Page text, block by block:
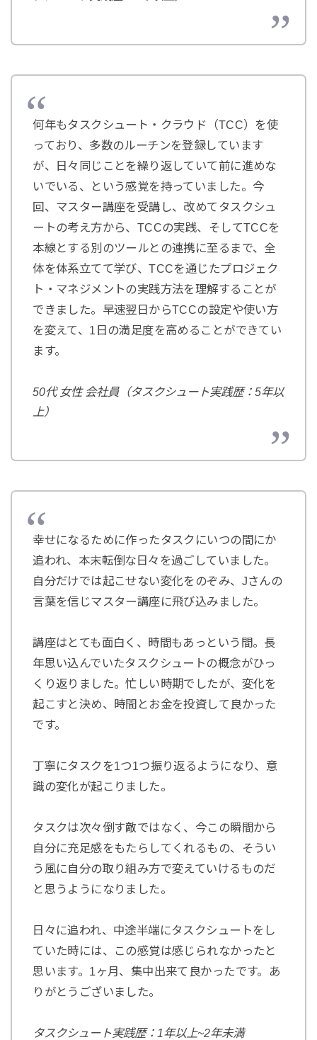
何年もタスクシュート・クラウド（TCC）を使
っており、多数のルーチンを登録しています
が、日々同じことを繰り返していて前に進めな
いでいる、という感覚を持っていました。今
回、マスター講座を受講し、改めてタスクシュ
ートの考え方から、TCCの実践、そしてTCCを
本線とする別のツールとの連携に至るまで、全
体を体系立てて学び、TCCを通じたプロジェク
ト・マネジメントの実践方法を理解することが
できました。早速翌日からTCCの設定や使い方
を変えて、1日の満足度を高めることができてい
ます。
50代 女性 会社員（タスクシュート実践歴：5年以
上）
幸せになるために作ったタスクにいつの間にか
追われ、本末転倒な日々を過ごしていました。
自分だけでは起こせない変化をのぞみ、Jさんの
言葉を信じマスター講座に飛び込みました。
講座はとても面白く、時間もあっという間。長
年思い込んでいたタスクシュートの概念がひっ
くり返りました。忙しい時期でしたが、変化を
起こすと決め、時間とお金を投資して良かった
です。
丁寧にタスクを1つ1つ振り返るようになり、意
識の変化が起こりました。
タスクは次々倒す敵ではなく、今この瞬間から
自分に充足感をもたらしてくれるもの、そうい
う風に自分の取り組み方で変えていけるものだ
と思うようになりました。
日々に追われ、中途半端にタスクシュートをし
ていた時には、この感覚は感じられなかったと
思います。1ヶ月、集中出来て良かったです。あ
りがとうございました。
タスクシュート実践歴：1年以上~2年未満